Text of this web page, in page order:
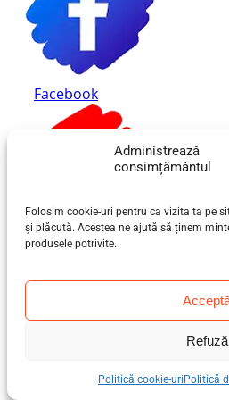
Administrează
consimțământul
Folosim cookie-uri pentru ca vizita ta pe
și plăcută. Acestea ne ajută să ținem
produsele potrivite.
Refuză
Politică cookie-uri Politică
Facebook